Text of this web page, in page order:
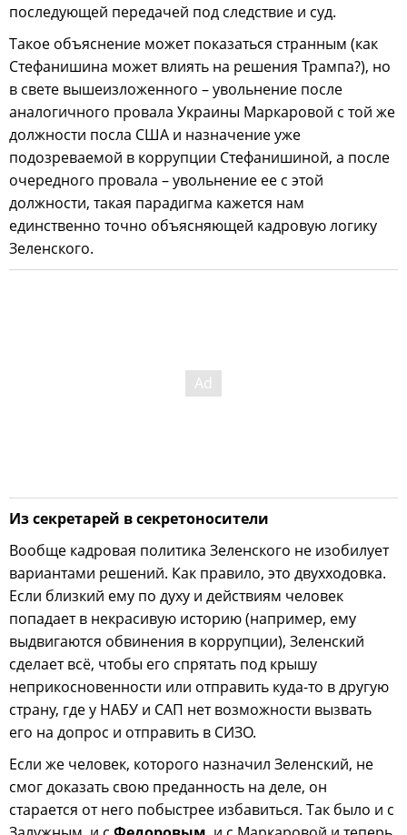
последующей передачей под следствие и суд.
Такое объяснение может показаться странным (как
Стефанишина может влиять на решения Трампа?), но
в свете вышеизложенного – увольнение после
аналогичного провала Украины Маркаровой с той же
должности посла США и назначение уже
подозреваемой в коррупции Стефанишиной, а после
очередного провала – увольнение ее с этой
должности, такая парадигма кажется нам
единственно точно объясняющей кадровую логику
Зеленского.
Из секретарей в секретоносители
Вообще кадровая политика Зеленского не изобилует
вариантами решений. Как правило, это двухходовка.
Если близкий ему по духу и действиям человек
попадает в некрасивую историю (например, ему
выдвигаются обвинения в коррупции), Зеленский
сделает всё, чтобы его спрятать под крышу
неприкосновенности или отправить куда-то в другую
страну, где у НАБУ и САП нет возможности вызвать
его на допрос и отправить в СИЗО.
Если же человек, которого назначил Зеленский, не
смог доказать свою преданность на деле, он
старается от него побыстрее избавиться. Так было и с